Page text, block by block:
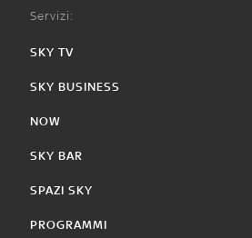
Servizi:
SKY TV
SKY BUSINESS
NOW
SKY BAR
SPAZI SKY
PROGRAMMI